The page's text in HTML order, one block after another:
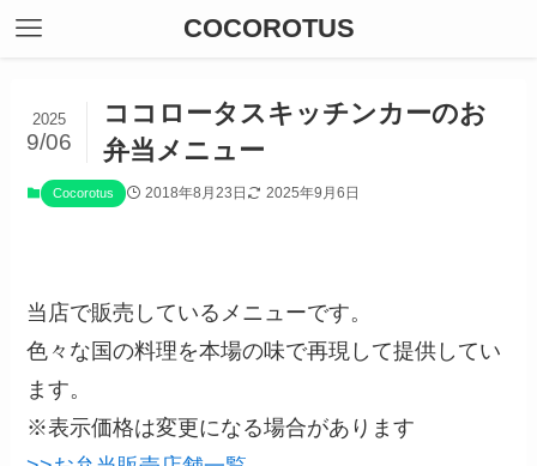
COCOROTUS
ココロータスキッチンカーのお
弁当メニュー
2025
9/06
Cocorotus 2018年8月23日 2025年9月6日
当店で販売しているメニューです。
色々な国の料理を本場の味で再現して提供してい
ます。
※表示価格は変更になる場合があります